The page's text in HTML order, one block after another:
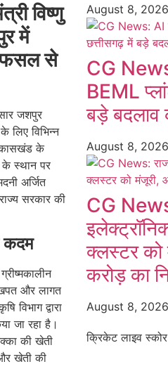
विष्णु
में
फसल से
जशपुर
विभिन्न
के
के स्थान पर
अर्जित
सरकार की
कदम
और लागत
विभाग द्वारा
जा रहा है।
की खेती
खेती की
August 8,
CG
BEML
बड़े बदलाव
August 8,
CG
क्लस्टर को
करोड़ का
August 8,
क्रिकेट लाइव स्कोर